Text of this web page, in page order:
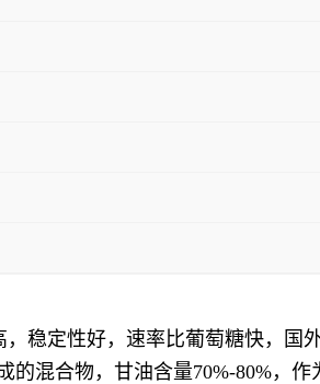
稳定性好，速率比葡萄糖快，国
混合物，甘油含量70%-80%，